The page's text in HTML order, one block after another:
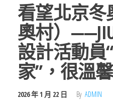
看望北京
奧村）
設計活動員
家”，很溫馨
2026 年 1 月 22 日 By ADMIN